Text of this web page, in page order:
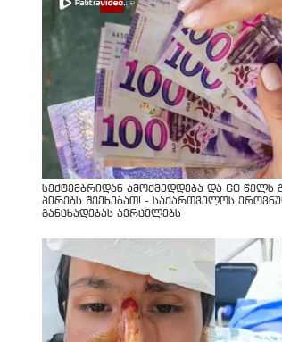
სექტემბრიდან ამოქმედდება და 60 წელს
პირებს შეეხებათ! - საქართველოს
განცხადებას ავრცელებს